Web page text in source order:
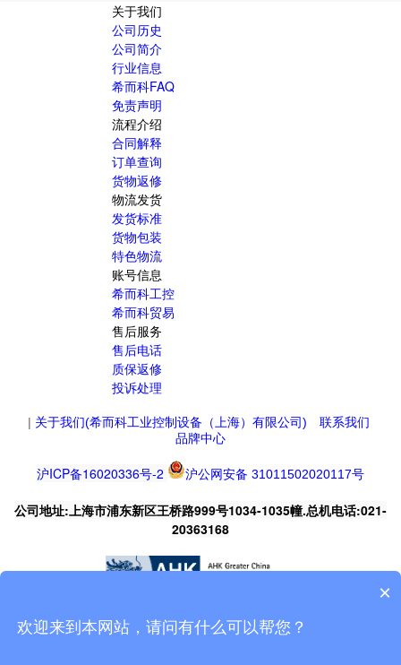
关于我们
公司历史
公司简介
行业信息
希而科FAQ
免责声明
流程介绍
合同解释
订单查询
货物返修
物流发货
发货标准
货物包装
特色物流
账号信息
希而科工控
希而科贸易
售后服务
售后电话
质保返修
投诉处理
| 关于我们(希而科工业控制设备（上海）有限公司)
联系我们
品牌中心
沪ICP备16020336号-2 沪公网安备 31011502020117号
公司地址:上海市浦东新区王桥路999号1034-1035幢.总机电话:021-
20363168
×
欢迎来到本网站，请问有什么可以帮您？